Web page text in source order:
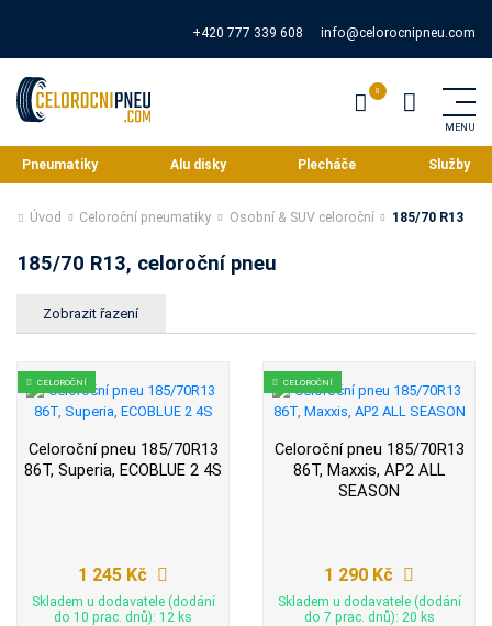
+420 777 339 608 info@celorocnipneu.com
Pneumatiky Alu disky Plecháče Služby
Úvod Celoroční pneumatiky Osobní & SUV celoroční 185/70 R13
185/70 R13, celoroční pneu
CELOROČNÍ
Celoroční pneu 185/70R13
86T, Superia, ECOBLUE 2 4S
1 245 Kč
Skladem u dodavatele (dodání
do 10 prac. dnů): 12 ks
CELOROČNÍ
Celoroční pneu 185/70R13
86T, Maxxis, AP2 ALL
SEASON
1 290 Kč
Skladem u dodavatele (dodání
do 7 prac. dnů): 20 ks